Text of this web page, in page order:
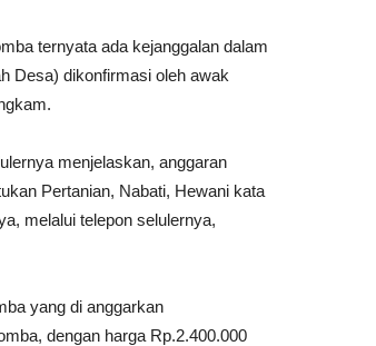
ternyata ada kejanggalan dalam
Desa) dikonfirmasi oleh awak
menjelaskan, anggaran
Pertanian, Nabati, Hewani kata
melalui telepon selulernya,
yang di anggarkan
dengan harga Rp.2.400.000